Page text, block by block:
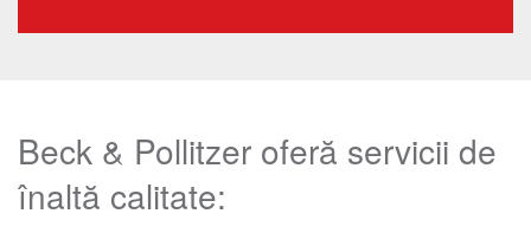
Beck & Pollitzer oferă servicii de
înaltă calitate: